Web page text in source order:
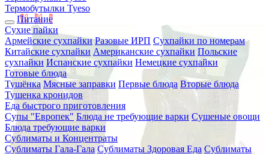
Термобутылки Tyeso
Питание
Сухие пайки
Армейские сухпайки Разовые ИРП Сухпайки по номерам
Китайские сухпайки Американские сухпайки Польские
сухпайки Испанские сухпайки Немецкие сухпайки
Готовые блюда
Тушёнка Мясные заправки Первые блюда Вторые блюда
Тушенка кронидов
Еда быстрого приготовления
Супы "Европек" Блюда не требующие варки Сушеные овощи
Блюда требующие варки
Сублиматы и Концентраты
Сублиматы Гала-Гала Сублиматы Здоровая Еда Сублиматы